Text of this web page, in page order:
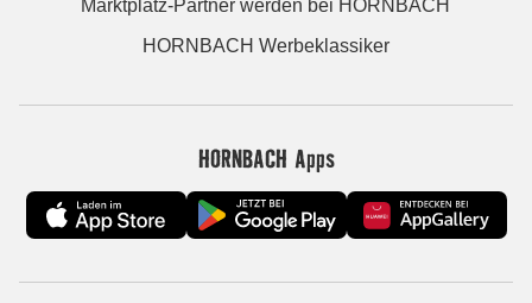
Marktplatz-Partner werden bei HORNBACH
HORNBACH Werbeklassiker
HORNBACH Apps